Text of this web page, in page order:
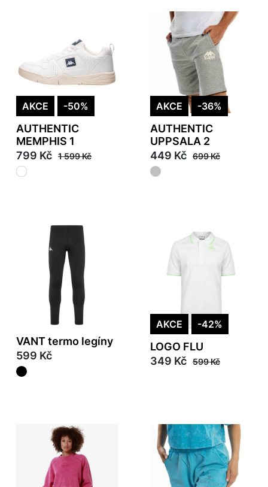
AKCE -50%
AUTHENTIC
MEMPHIS 1
799 Kč 1 599 Kč
AKCE -36%
AUTHENTIC
UPPSALA 2
449 Kč 699 Kč
VANT termo legíny
599 Kč
AKCE -42%
LOGO FLU
349 Kč 599 Kč